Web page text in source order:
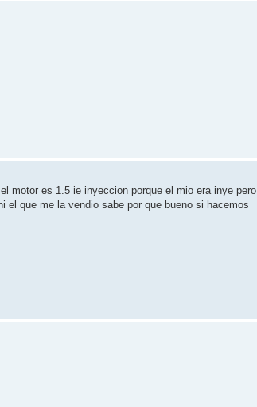
motor es 1.5 ie inyeccion porque el mio era inye pero
el que me la vendio sabe por que bueno si hacemos